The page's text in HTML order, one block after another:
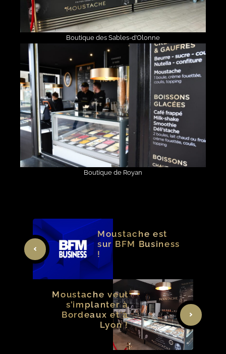
Boutique des Sables-d’Olonne
Boutique de Royan
Moustache est
sur BFM Business
!
Moustache veut
s’implanter à
Bordeaux et à
Lyon !